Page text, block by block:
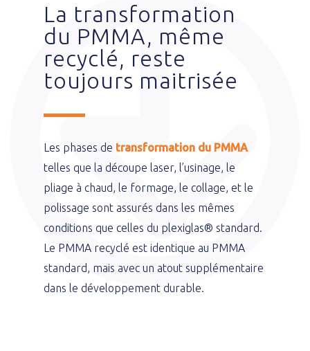
La transformation
du PMMA, même
recyclé, reste
toujours maitrisée
Les phases de transformation du PMMA
telles que la découpe laser, l’usinage, le
pliage à chaud, le formage, le collage, et le
polissage sont assurés dans les mêmes
conditions que celles du plexiglas® standard.
Le PMMA recyclé est identique au PMMA
standard, mais avec un atout supplémentaire
dans le développement durable.